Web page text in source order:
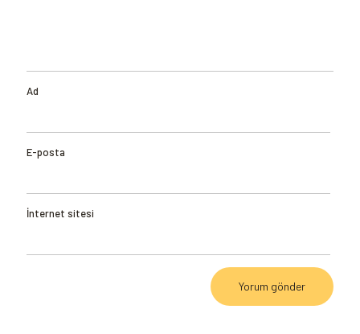
Ad
E-posta
İnternet sitesi